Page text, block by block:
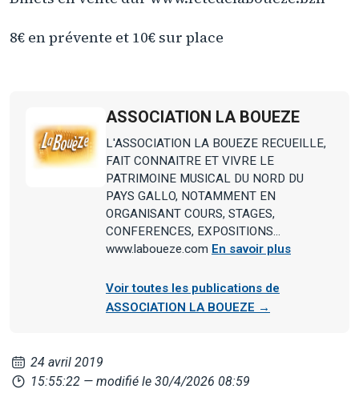
8€ en prévente et 10€ sur place
ASSOCIATION LA BOUEZE
L'ASSOCIATION LA BOUEZE RECUEILLE,
FAIT CONNAITRE ET VIVRE LE
PATRIMOINE MUSICAL DU NORD DU
PAYS GALLO, NOTAMMENT EN
ORGANISANT COURS, STAGES,
CONFERENCES, EXPOSITIONS...
www.laboueze.com En savoir plus
Voir toutes les publications de
ASSOCIATION LA BOUEZE →
24 avril 2019
15:55:22 — modifié le 30/4/2026 08:59